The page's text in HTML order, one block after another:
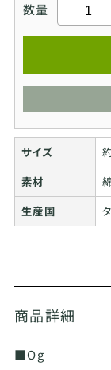
数量
サイズ
素材
生産国
商品詳細
■Og